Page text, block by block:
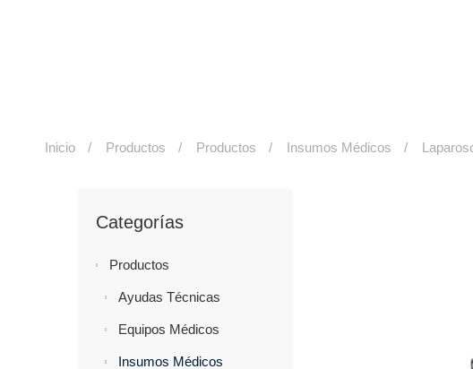
Inicio Productos Productos Insumos Médicos
Categorías
Productos
Ayudas Técnicas
Equipos Médicos
Insumos Médicos